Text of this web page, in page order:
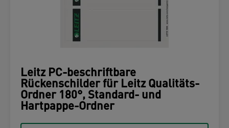
Leitz PC-beschriftbare
Rückenschilder für Leitz Qualitäts-
Ordner 180°, Standard- und
Hartpappe-Ordner